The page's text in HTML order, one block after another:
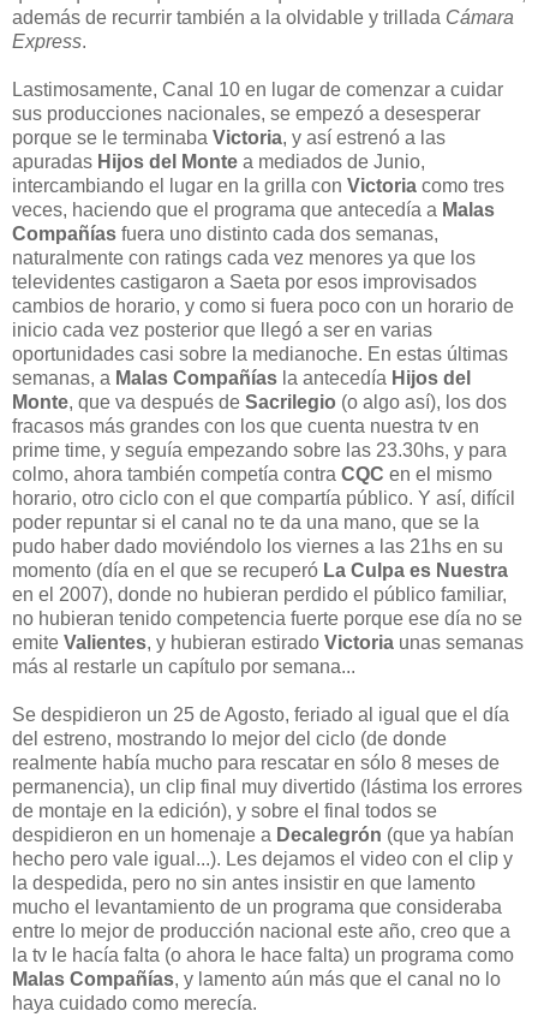
además de recurrir también a la olvidable y trillada Cámara
Express.
Lastimosamente, Canal 10 en lugar de comenzar a cuidar
sus producciones nacionales, se empezó a desesperar
porque se le terminaba Victoria, y así estrenó a las
apuradas Hijos del Monte a mediados de Junio,
intercambiando el lugar en la grilla con Victoria como tres
veces, haciendo que el programa que antecedía a Malas
Compañías fuera uno distinto cada dos semanas,
naturalmente con ratings cada vez menores ya que los
televidentes castigaron a Saeta por esos improvisados
cambios de horario, y como si fuera poco con un horario de
inicio cada vez posterior que llegó a ser en varias
oportunidades casi sobre la medianoche. En estas últimas
semanas, a Malas Compañías la antecedía Hijos del
Monte, que va después de Sacrilegio (o algo así), los dos
fracasos más grandes con los que cuenta nuestra tv en
prime time, y seguía empezando sobre las 23.30hs, y para
colmo, ahora también competía contra CQC en el mismo
horario, otro ciclo con el que compartía público. Y así, difícil
poder repuntar si el canal no te da una mano, que se la
pudo haber dado moviéndolo los viernes a las 21hs en su
momento (día en el que se recuperó La Culpa es Nuestra
en el 2007), donde no hubieran perdido el público familiar,
no hubieran tenido competencia fuerte porque ese día no se
emite Valientes, y hubieran estirado Victoria unas semanas
más al restarle un capítulo por semana...
Se despidieron un 25 de Agosto, feriado al igual que el día
del estreno, mostrando lo mejor del ciclo (de donde
realmente había mucho para rescatar en sólo 8 meses de
permanencia), un clip final muy divertido (lástima los errores
de montaje en la edición), y sobre el final todos se
despidieron en un homenaje a Decalegrón (que ya habían
hecho pero vale igual...). Les dejamos el video con el clip y
la despedida, pero no sin antes insistir en que lamento
mucho el levantamiento de un programa que consideraba
entre lo mejor de producción nacional este año, creo que a
la tv le hacía falta (o ahora le hace falta) un programa como
Malas Compañías, y lamento aún más que el canal no lo
haya cuidado como merecía.